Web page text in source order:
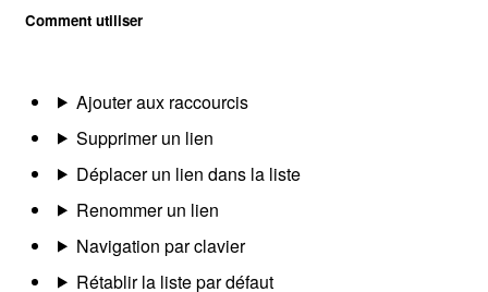
Comment utiliser
Ajouter aux raccourcis
Supprimer un lien
Déplacer un lien dans la liste
Renommer un lien
Navigation par clavier
Rétablir la liste par défaut